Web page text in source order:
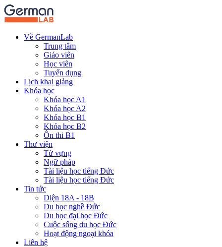
Về GermanLab
Trung tâm
Giáo viên
Học viên
Tuyển dụng
Lịch khai giảng
Khóa học
Khóa học A1
Khóa học A2
Khóa học B1
Khóa học B2
Ôn thi B1
Thư viện
Từ vựng
Ngữ pháp
Tài liệu học tiếng Đức
Tài liệu học tiếng Đức
Tin tức
Diện 18A - 18B
Du học nghề Đức
Du học đại học Đức
Cuộc sống du học Đức
Hoạt động ngoại khóa
Liên hệ